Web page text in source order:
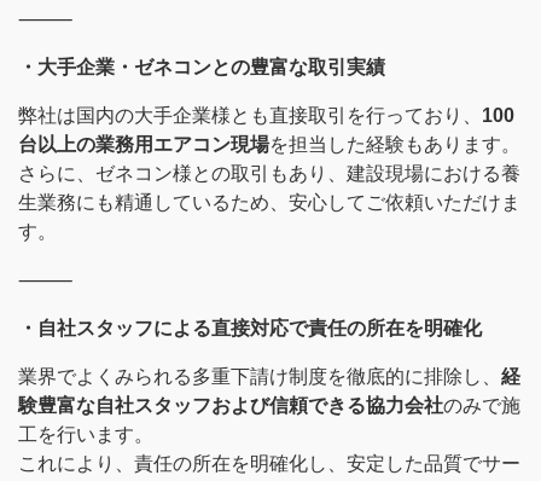
⸻
・大手企業・ゼネコンとの豊富な取引実績
弊社は国内の大手企業様とも直接取引を行っており、 100
台以上の業務用エアコン現場を担当した経験もあります。
さらに、ゼネコン様との取引もあり、建設現場における養
生業務にも精通しているため、安心してご依頼いただけま
す。
⸻
・自社スタッフによる直接対応で責任の所在を明確化
業界でよくみられる多重下請け制度を徹底的に排除し、 経
験豊富な自社スタッフおよび信頼できる協力会社のみで施
工を行います。
これにより、責任の所在を明確化し、安定した品質でサー